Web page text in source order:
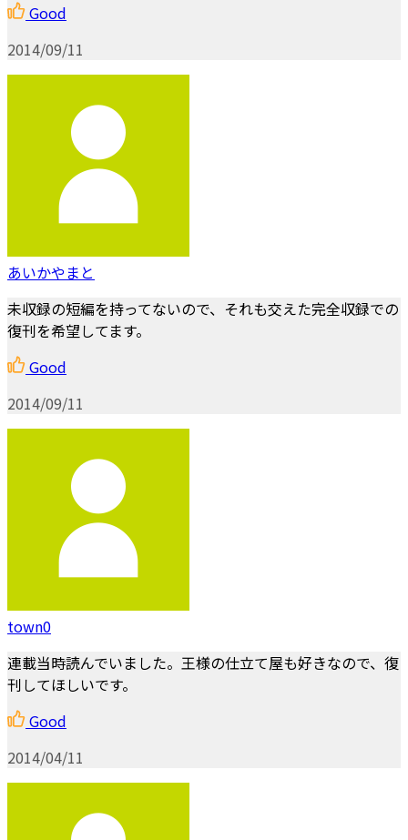
Good
2014/09/11
あいかやまと
未収録の短編を持ってないので、それも交えた完全収録での
復刊を希望してます。
Good
2014/09/11
town0
連載当時読んでいました。王様の仕立て屋も好きなので、復
刊してほしいです。
Good
2014/04/11